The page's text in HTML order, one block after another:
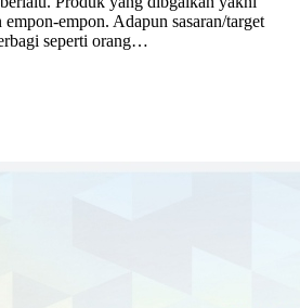
empon-empon. Adapun sasaran/target
seperti orang…